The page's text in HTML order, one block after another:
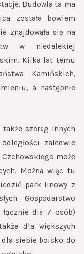
Budowla ta ma
została bowiem
znajdowała się na
w niedalekiej
Kilka lat temu
Kamińskich,
a następnie
szereg innych
zaledwie
może
Można więc tu
park linowy z
Gospodarstwo
dla 7 osób)
dla większych
siebie boisko do